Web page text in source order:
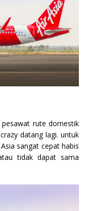
rute domestik
datang lagi. untuk
sangat cepat habis
tidak dapat sama